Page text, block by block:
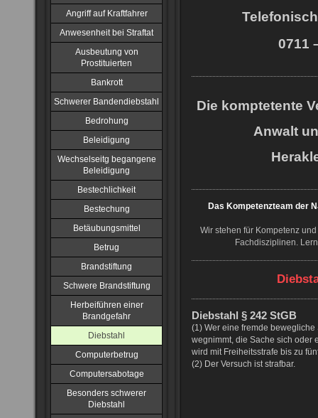
Angriff auf Kraftfahrer
Anwesenheit bei Straftat
Ausbeutung von
Prostituierten
Bankrott
Schwerer Bandendiebstahl
Bedrohung
Beleidigung
Wechselseitg begangene
Beleidigung
Bestechlichkeit
Bestechung
Betäubungsmittel
Betrug
Brandstiftung
Schwere Brandstiftung
Herbeiführen einer
Brandgefahr
Diebstahl
Computerbetrug
Computersabotage
Besonders schwerer
Diebstahl
0711
Die komptetente
Anwalt
Das Kompetenzteam der
Wir stehen für Kompetenz
Fachdisziplinen.
Diebstahl § 242 StGB
(1) Wer eine fremde
wegnimmt, die Sache sich oder
wird mit Freiheitsstrafe bis zu
(2) Der Versuch ist strafbar.